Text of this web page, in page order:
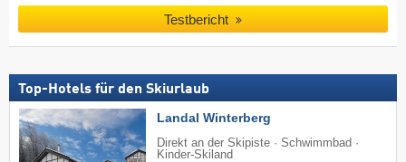
Testbericht
Top-Hotels für den Skiurlaub
Landal Winterberg
Direkt an der Skipiste · Schwimmbad ·
Kinder-Skiland